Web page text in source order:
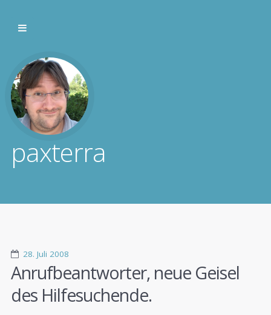
paxterra
28. Juli 2008
Anrufbeantworter, neue Geisel
des Hilfesuchende.